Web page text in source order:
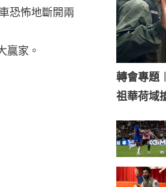
恐怖地斷開兩
贏家。
轉會專題
祖華荷域